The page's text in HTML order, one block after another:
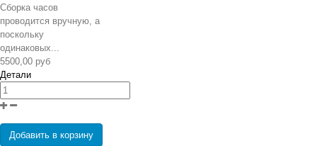
Сборка часов
проводится вручную, а
поскольку
одинаковых...
5500,00 руб
Детали
Добавить в корзину